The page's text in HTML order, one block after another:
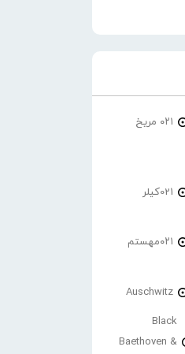
۰۲۱ مریخ
021کیلر
۰۲۱مهستم
Auschwitz
Black
Baethoven &